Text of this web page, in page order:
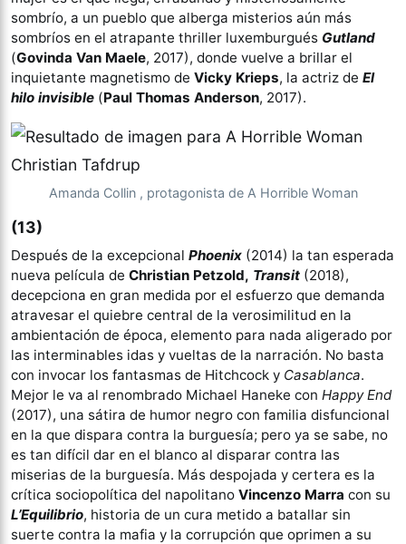
sombrío, a un pueblo que alberga misterios aún más
sombríos en el atrapante thriller luxemburgués Gutland
(Govinda Van Maele, 2017), donde vuelve a brillar el
inquietante magnetismo de Vicky Krieps, la actriz de El
hilo invisible (Paul Thomas Anderson, 2017).
Amanda Collin , protagonista de A Horrible Woman
(13)
Después de la excepcional Phoenix (2014) la tan esperada
nueva película de Christian Petzold, Transit (2018),
decepciona en gran medida por el esfuerzo que demanda
atravesar el quiebre central de la verosimilitud en la
ambientación de época, elemento para nada aligerado por
las interminables idas y vueltas de la narración. No basta
con invocar los fantasmas de Hitchcock y Casablanca.
Mejor le va al renombrado Michael Haneke con Happy End
(2017), una sátira de humor negro con familia disfuncional
en la que dispara contra la burguesía; pero ya se sabe, no
es tan difícil dar en el blanco al disparar contra las
miserias de la burguesía. Más despojada y certera es la
crítica sociopolítica del napolitano Vincenzo Marra con su
L’Equilibrio, historia de un cura metido a batallar sin
suerte contra la mafia y la corrupción que oprimen a su